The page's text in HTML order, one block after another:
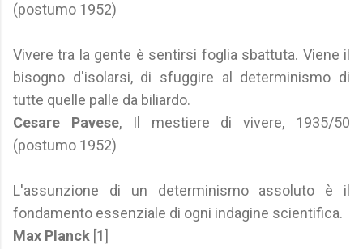
(postumo 1952)
Vivere tra la gente è sentirsi foglia sbattuta. Viene il
bisogno d'isolarsi, di sfuggire al determinismo di
tutte quelle palle da biliardo.
Cesare Pavese, Il mestiere di vivere, 1935/50
(postumo 1952)
L'assunzione di un determinismo assoluto è il
fondamento essenziale di ogni indagine scientifica.
Max Planck [1]